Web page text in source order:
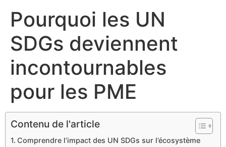
Pourquoi les UN
SDGs deviennent
incontournables
pour les PME
Contenu de l'article
Comprendre l’impact des UN SDGs sur l’écosystème